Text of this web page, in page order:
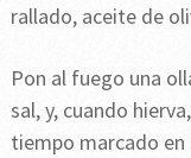
rallado, aceite de
Pon al fuego una
sal, y, cuando
tiempo marcado